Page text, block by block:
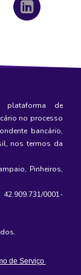
plataforma de
no processo
bancário,
nos termos da
Pinheiros,
0001-
de Serviço